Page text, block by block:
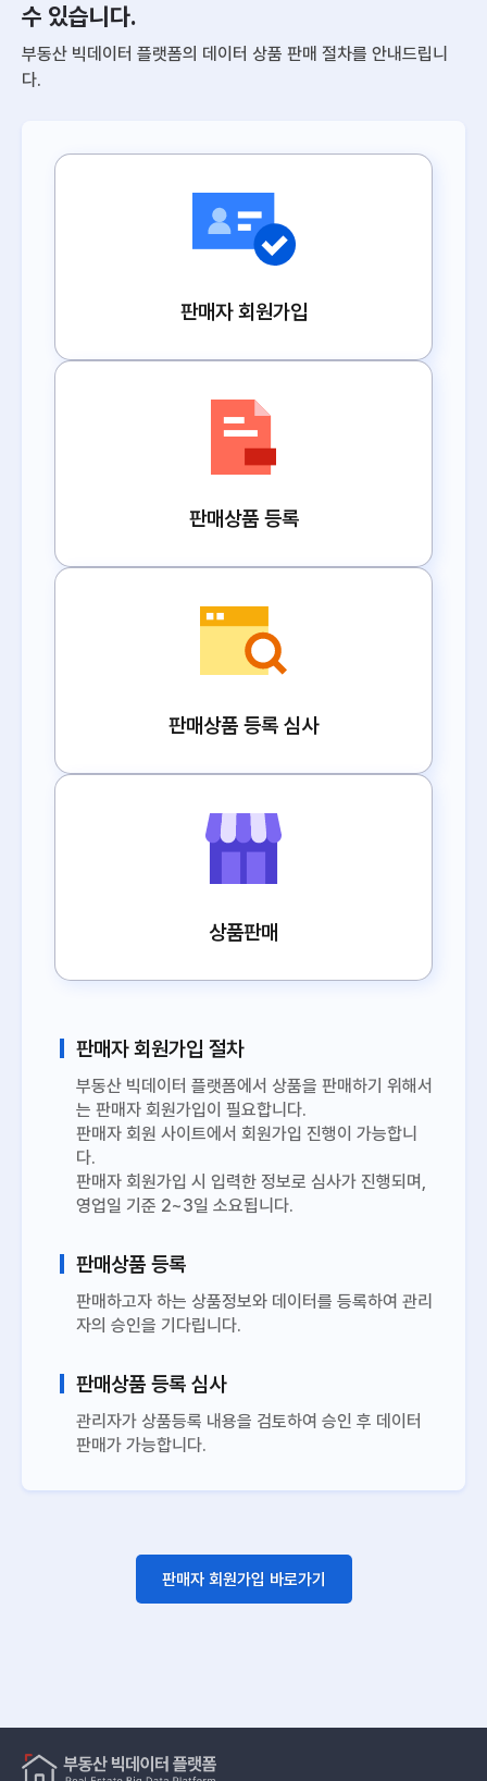
수 있습니다.
부동산 빅데이터 플랫폼의 데이터 상품 판매 절차를 안내드립니
다.
판매자 회원가입
판매상품 등록
판매상품 등록 심사
상품판매
판매자 회원가입 절차
부동산 빅데이터 플랫폼에서 상품을 판매하기 위해서
는 판매자 회원가입이 필요합니다.
판매자 회원 사이트에서 회원가입 진행이 가능합니
다.
판매자 회원가입 시 입력한 정보로 심사가 진행되며,
영업일 기준 2~3일 소요됩니다.
판매상품 등록
판매하고자 하는 상품정보와 데이터를 등록하여 관리
자의 승인을 기다립니다.
판매상품 등록 심사
관리자가 상품등록 내용을 검토하여 승인 후 데이터
판매가 가능합니다.
판매자 회원가입 바로가기